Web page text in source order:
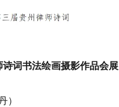
词书法绘画摄影作品会展
）